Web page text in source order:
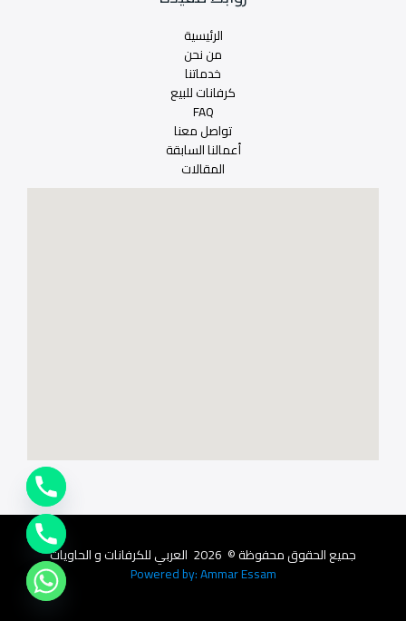
الرئيسية
من نحن
خدماتنا
كرفانات للبيع
FAQ
تواصل معنا
أعمالنا السابقة
المقالات
جميع الحقوق محفوظة © 2026 العربي للكرفانات و الحاويات
Powered by: Ammar Essam